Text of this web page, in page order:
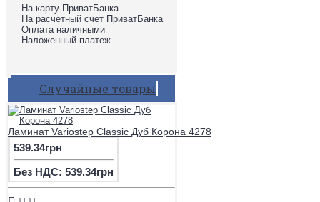
На карту ПриватБанка
На расчетный счет ПриватБанка
Оплата наличными
Наложенный платеж
Случайные товары
Ламинат Variostep Classic Дуб Корона 4278
539.34грн
Без НДС: 539.34грн